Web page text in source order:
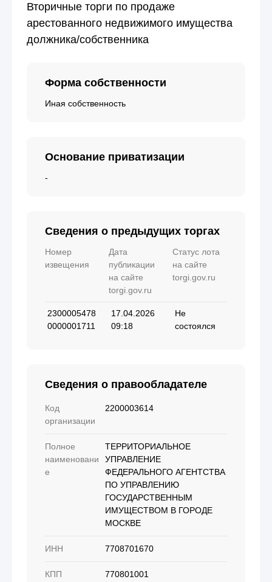
Вторичные торги по продаже
арестованного недвижимого имущества
должника/собственника
Форма собственности
Иная собственность
Основание приватизации
-
Сведения о предыдущих торгах
Номер
извещения
Дата
публикации
на сайте
torgi.gov.ru
Статус лота
на сайте
torgi.gov.ru
2300005478
0000001711
17.04.2026
09:18
Не
состоялся
Сведения о правообладателе
Код
организации
2200003614
Полное
наименовани
е
ТЕРРИТОРИАЛЬНОЕ
УПРАВЛЕНИЕ
ФЕДЕРАЛЬНОГО АГЕНТСТВА
ПО УПРАВЛЕНИЮ
ГОСУДАРСТВЕННЫМ
ИМУЩЕСТВОМ В ГОРОДЕ
МОСКВЕ
ИНН 7708701670
КПП 770801001